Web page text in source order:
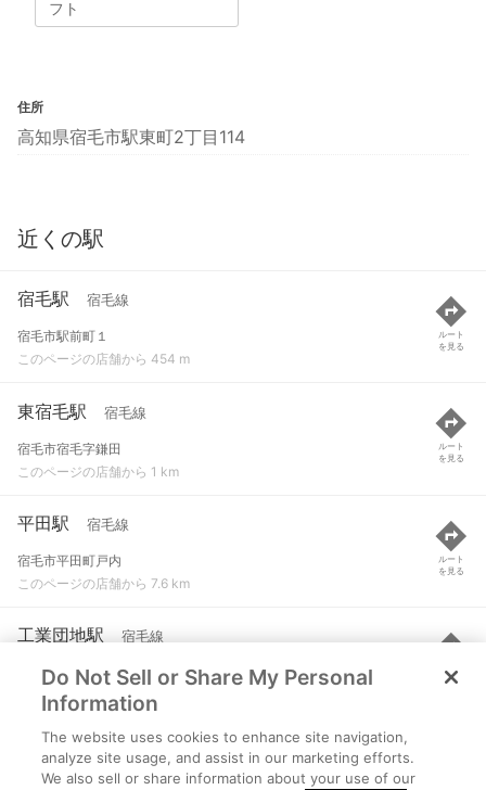
フト
住所
高知県宿毛市駅東町2丁目114
近くの駅
宿毛駅 宿毛線
宿毛市駅前町１
このページの店舗から 454 m
ルート
を見る
東宿毛駅 宿毛線
宿毛市宿毛字鎌田
このページの店舗から 1 km
ルート
を見る
平田駅 宿毛線
宿毛市平田町戸内
このページの店舗から 7.6 km
ルート
を見る
工業団地駅 宿毛線
宿毛市平田町字扇
このページの店舗から 8.2 km
ルート
を見る
有岡駅 宿毛線
四万十市有岡
Do Not Sell or Share My Personal
Information
The website uses cookies to enhance site navigation,
analyze site usage, and assist in our marketing efforts.
We also sell or share information about your use of our